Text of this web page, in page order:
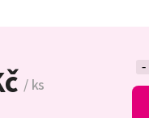
/ ks